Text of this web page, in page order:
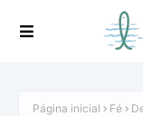
Página inicial Fé